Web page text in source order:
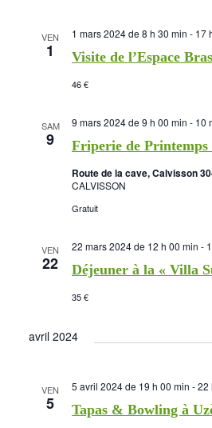
VEN
1 Visite de l’Espace
1 mars 2024 de 8 h 30 min - 17
46 €
SAM
9 Friperie de Printemps
9 mars 2024 de 9 h 00 min - 10
Route de la cave, Calvisson
CALVISSON
Gratuit
VEN
22 Déjeuner à la « Villa
22 mars 2024 de 12 h 00 min -
35 €
avril 2024
VEN
5 Tapas & Bowling à
5 avril 2024 de 19 h 00 min -22